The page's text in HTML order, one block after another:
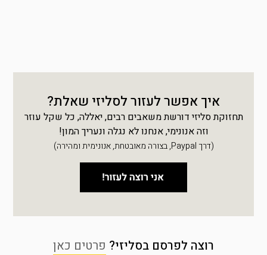
איך אפשר לעזור לסליזי שאלת?
תחזוקת סליזי דורשת משאבים רבים, יאללה, כל שקל עוזר
וזה אנונימי, אנחנו לא נגלה ונעריך המון!
(דרך Paypal, בצורה מאובטחת, אנונימית ומהירה)
רוצה לפרסם בסליזי? פרטים כאן